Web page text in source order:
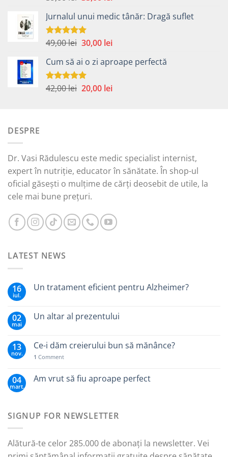
a
fost:
59,00 lei.
este:
Jurnalul unui medic tânăr: Dragă suflet
Evaluat la
49,00lei Prețul
a
fost:
49,00 lei.
30,00 leiPrețul
este:
Cum să ai o zi aproape perfectă
Evaluat la
42,00lei Prețul
20,00 leiPrețul
DESPRE
Dr. Vasi Rădulescu este medic specialist internist,
expert în nutriție, educator în sănătate. În shop-ul
oficial găsești o mulțime de cărți deosebit de utile, la
cele mai bune prețuri.
LATEST NEWS
16
iul.
Un tratament eficient pentru Alzheimer?
02
mai
Un altar al prezentului
13
nov.
Ce-i dăm creierului bun să mănânce?
1 Comment
04
mart.
Am vrut să fiu aproape perfect
SIGNUP FOR NEWSLETTER
Alătură-te celor 285.000 de abonați la newsletter. Vei